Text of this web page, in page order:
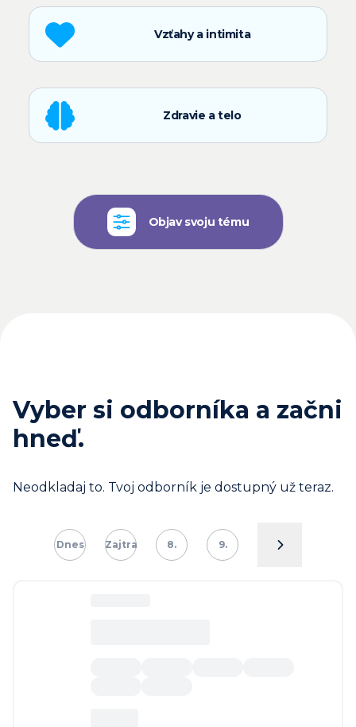
Vzťahy a intimita
Zdravie a telo
Objav svoju tému
Vyber si odborníka a začni
hneď.
Neodkladaj to. Tvoj odborník je dostupný už teraz.
Dnes Zajtra 8. 9.